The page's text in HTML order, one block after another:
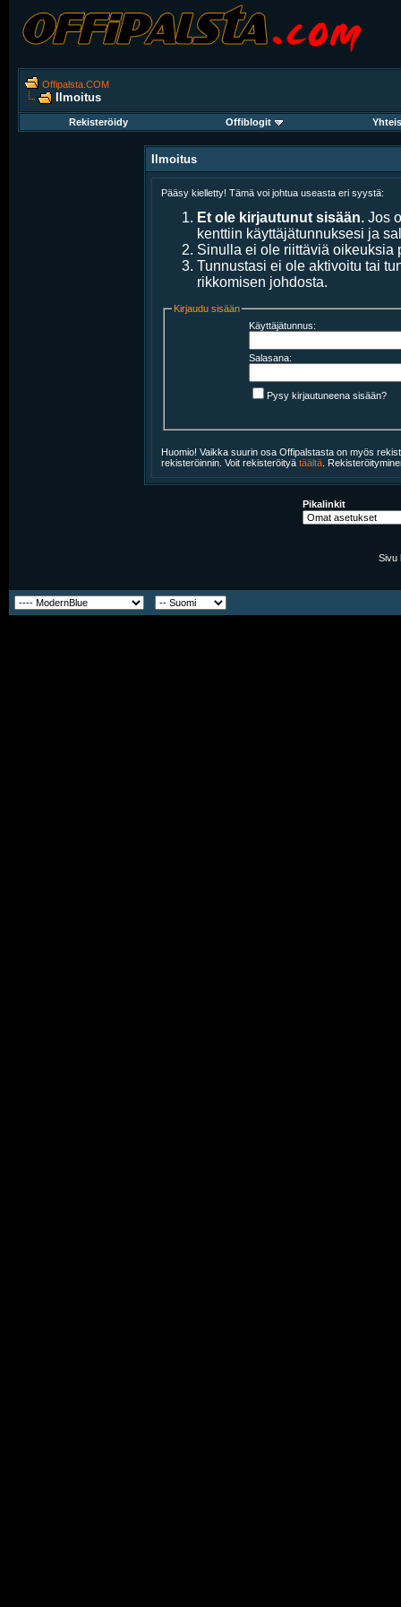
Offipalsta.COM
Ilmoitus
Rekisteröidy Offiblogit
Ilmoitus
Pääsy kielletty! Tämä voi johtua useasta eri syystä:
Et ole kirjautunut sisään. Jos
kenttiin käyttäjätunnuksesi ja
Sinulla ei ole riittäviä oikeuksia
Tunnustasi ei ole aktivoitu tai
rikkomisen johdosta.
Kirjaudu sisään
Käyttäjätunnus:
Salasana:
Pysy kirjautuneena sisään?
Huomio! Vaikka suurin osa Offipalstasta on myös
rekisteröinnin. Voit rekisteröityä täältä .
Pikalinkit
Sivu